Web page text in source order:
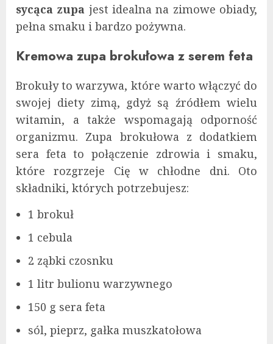
sycąca zupa jest idealna na zimowe obiady,
pełna smaku i bardzo pożywna.
Kremowa zupa brokułowa z serem feta
Brokuły to warzywa, które warto włączyć do
swojej diety zimą, gdyż są źródłem wielu
witamin, a także wspomagają odporność
organizmu. Zupa brokułowa z dodatkiem
sera feta to połączenie zdrowia i smaku,
które rozgrzeje Cię w chłodne dni. Oto
składniki, których potrzebujesz:
1 brokuł
1 cebula
2 ząbki czosnku
1 litr bulionu warzywnego
150 g sera feta
sól, pieprz, gałka muszkatołowa